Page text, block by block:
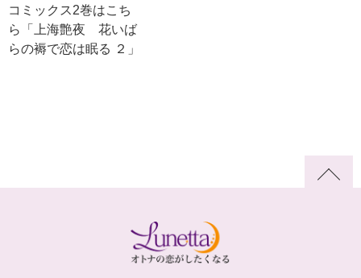
コミックス2巻はこち
ら「上海艶夜 花いば
らの褥で恋は眠る ２」